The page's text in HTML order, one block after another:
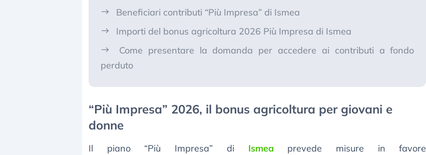
Beneficiari contributi “Più Impresa” di Ismea
Importi del bonus agricoltura 2026 Più Impresa di Ismea
Come presentare la domanda per accedere ai contributi a fondo
perduto
“Più Impresa” 2026, il bonus agricoltura per giovani e
donne
Il piano “Più Impresa” di Ismea prevede misure in favore